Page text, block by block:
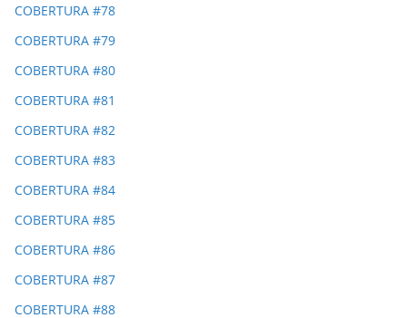
COBERTURA #78
COBERTURA #79
COBERTURA #80
COBERTURA #81
COBERTURA #82
COBERTURA #83
COBERTURA #84
COBERTURA #85
COBERTURA #86
COBERTURA #87
COBERTURA #88